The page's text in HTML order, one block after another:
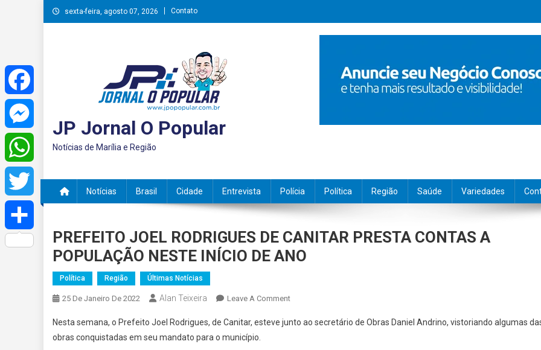
Skip
to
sexta-feira, agosto 07, 2026 Contato
JP Jornal O Popular
Notícias de Marília e Região
Notícias Brasil Cidade Entrevista Polícia Política Região Saúde Variedades
PREFEITO JOEL RODRIGUES DE CANITAR PRESTA CONTAS A
POPULAÇÃO NESTE INÍCIO DE ANO
Política Região Últimas Notícias
25 De Janeiro De 2022 Alan Teixeira Leave A CommentOn
JOEL
Nesta semana, o Prefeito Joel Rodrigues, de Canitar, esteve junto ao secretário de Obras Daniel Andrino, vistoriando algumas
obras conquistadas em seu mandato para o município.
Facebook
Messenger
WhatsApp
Twitter
Share